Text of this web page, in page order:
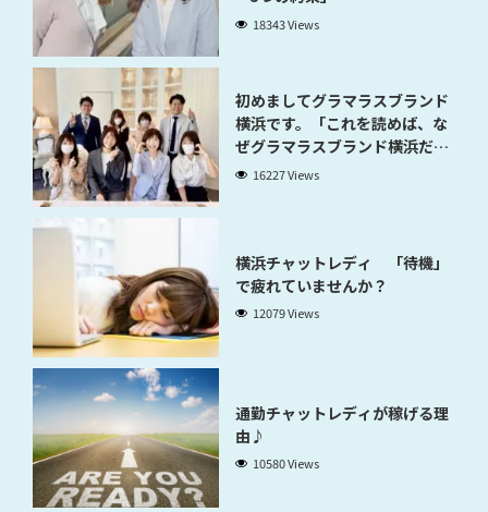
18343 Views
初めましてグラマラスブランド
横浜です。「これを読めば、な
ぜグラマラスブランド横浜だと
稼げるのかが分かります」
16227 Views
横浜チャットレディ 「待機」
で疲れていませんか？
12079 Views
通勤チャットレディが稼げる理
由♪
10580 Views